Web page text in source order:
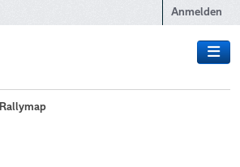
Anmelden
Rallymap